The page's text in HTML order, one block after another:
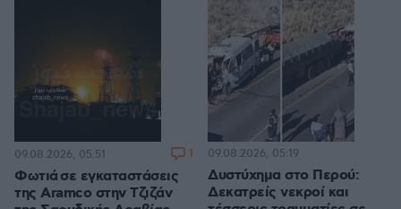
Φωτιά σε εγκαταστάσεις
της Aramco στην Τζιζάν
09.08.2026, 05:51 1
Δυστύχημα στο Περού:
Δεκατρείς νεκροί και
09.08.2026, 05:19